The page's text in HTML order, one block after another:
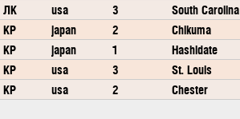
ЛК
usa 3 South Carolina
КР
japan 2 Chikuma
КР
japan 1 Hashidate
КР
usa 3 St. Louis
КР
usa 2 Chester